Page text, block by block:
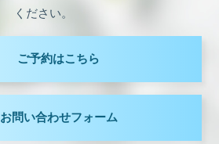
ください。
ご予約はこちら
お問い合わせフォーム